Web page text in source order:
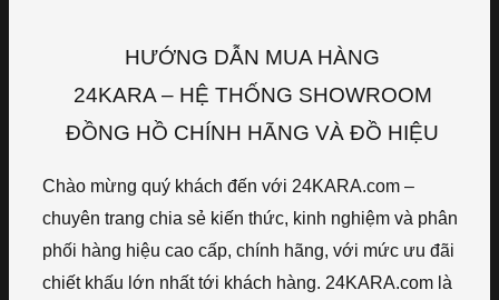
HƯỚNG DẪN MUA HÀNG
24KARA – HỆ THỐNG SHOWROOM
ĐỒNG HỒ CHÍNH HÃNG VÀ ĐỒ HIỆU
Chào mừng quý khách đến với 24KARA.com –
chuyên trang chia sẻ kiến thức, kinh nghiệm và phân
phối hàng hiệu cao cấp, chính hãng, với mức ưu đãi
chiết khấu lớn nhất tới khách hàng. 24KARA.com là